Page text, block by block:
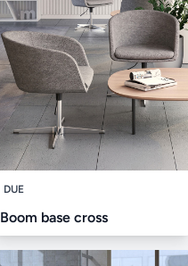
DUE
Boom base cross